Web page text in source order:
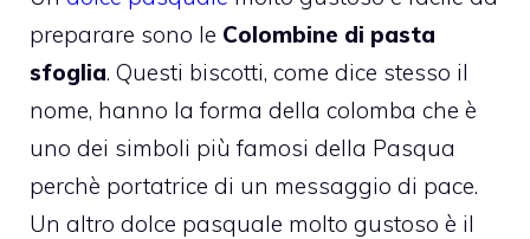
preparare sono le Colombine di pasta
sfoglia. Questi biscotti, come dice stesso il
nome, hanno la forma della colomba che è
uno dei simboli più famosi della Pasqua
perchè portatrice di un messaggio di pace.
Un altro dolce pasquale molto gustoso è il